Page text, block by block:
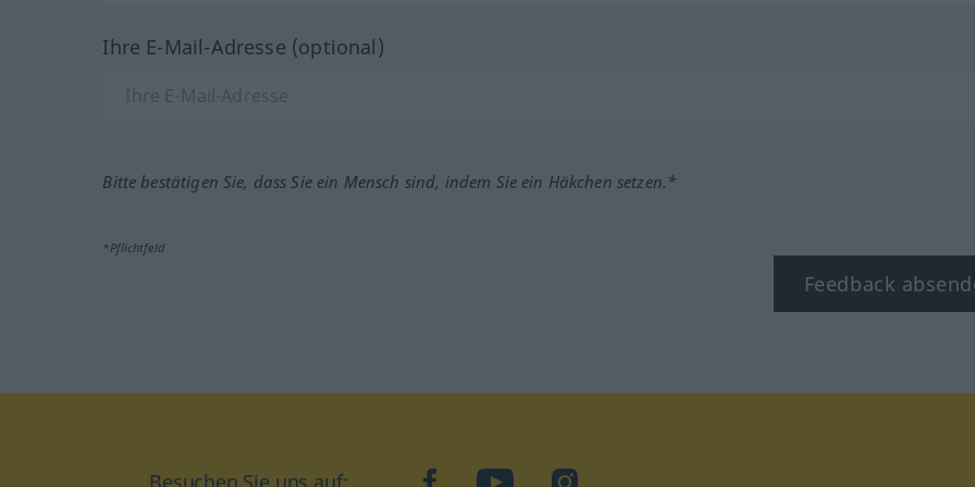
Ihre E-Mail-Adresse (optional)
Bitte bestätigen Sie, dass Sie ein Mensch sind, indem Sie ein Häkchen setzen.*
*Pflichtfeld
Feedback
facebookYouTubeInstagram